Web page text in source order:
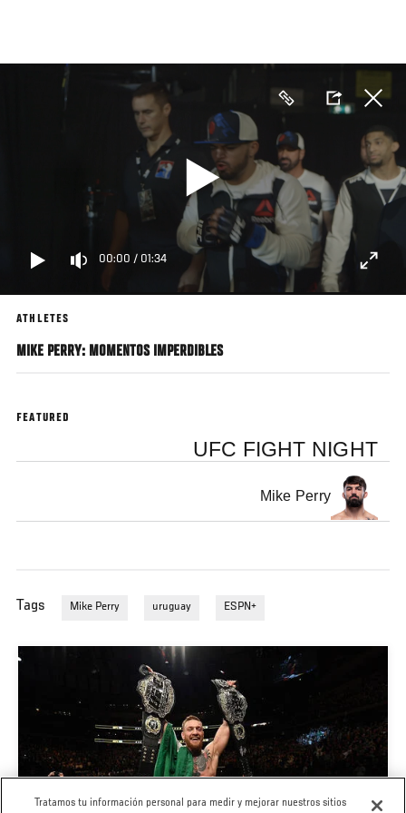
contenido
principal
00:00 / 01:34
ATHLETES
MIKE PERRY: MOMENTOS IMPERDIBLES
FEATURED
UFC FIGHT NIGHT
Mike Perry
Tags Mike Perry uruguay ESPN+
Tratamos tu información personal para medir y mejorar nuestros sitios